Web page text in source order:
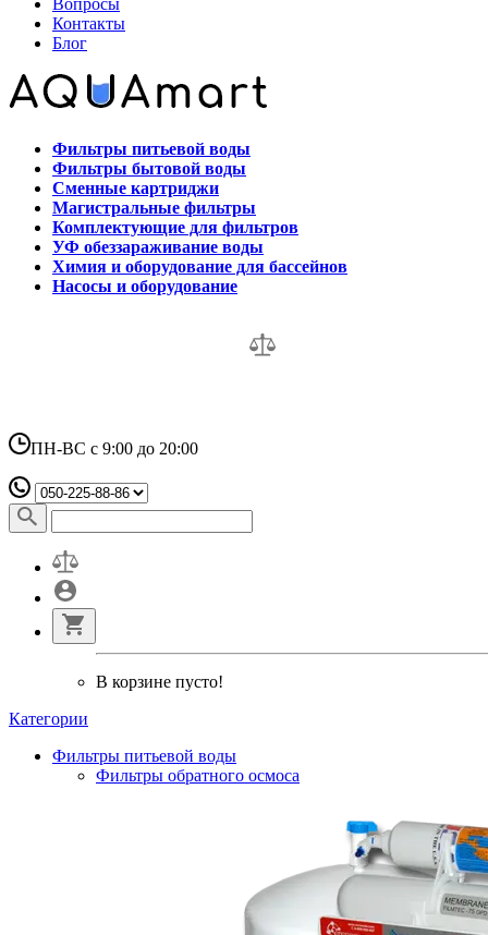
Вопросы
Контакты
Блог
Фильтры питьевой воды
Фильтры бытовой воды
Сменные картриджи
Магистральные фильтры
Комплектующие для фильтров
УФ обеззараживание воды
Химия и оборудование для бассейнов
Насосы и оборудование
ПН-ВС с 9:00 до 20:00
В корзине пусто!
Категории
Фильтры питьевой воды
Фильтры обратного осмоса